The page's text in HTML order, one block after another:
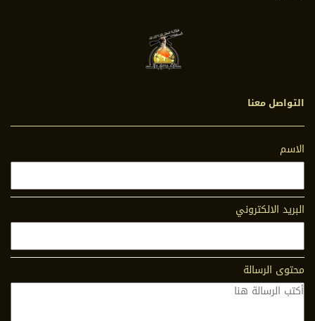
التواصل معنا
الاسم
البريد الالكتروني
محتوى الرسالة